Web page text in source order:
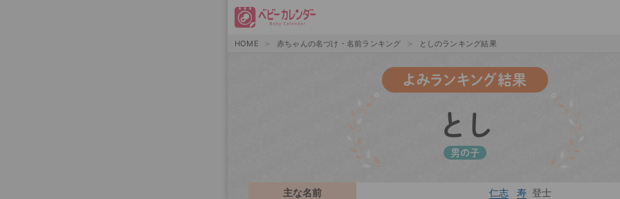
HOME 赤ちゃんの名づけ・名前ランキング としのランキング結果
よみランキング結果
とし
男の子
主な名前 仁志 寿 登士